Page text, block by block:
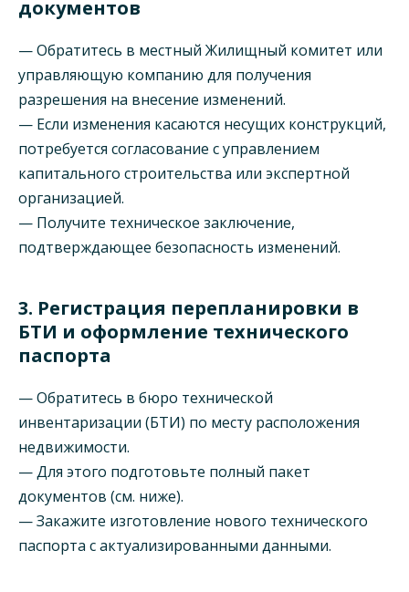
документов
— Обратитесь в местный Жилищный комитет или
управляющую компанию для получения
разрешения на внесение изменений.
— Если изменения касаются несущих конструкций,
потребуется согласование с управлением
капитального строительства или экспертной
организацией.
— Получите техническое заключение,
подтверждающее безопасность изменений.
3. Регистрация перепланировки в
БТИ и оформление технического
паспорта
— Обратитесь в бюро технической
инвентаризации (БТИ) по месту расположения
недвижимости.
— Для этого подготовьте полный пакет
документов (см. ниже).
— Закажите изготовление нового технического
паспорта с актуализированными данными.